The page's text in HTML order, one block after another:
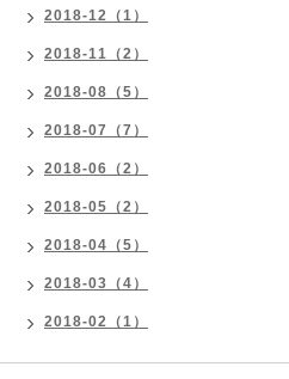
2018-12（1）
2018-11（2）
2018-08（5）
2018-07（7）
2018-06（2）
2018-05（2）
2018-04（5）
2018-03（4）
2018-02（1）